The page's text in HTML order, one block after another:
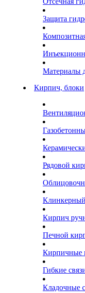
Защита
Материалы
Кирпич, блоки
Рядовой
Кирпич
Печной
Кирпичные
Гибкие
Кладочные